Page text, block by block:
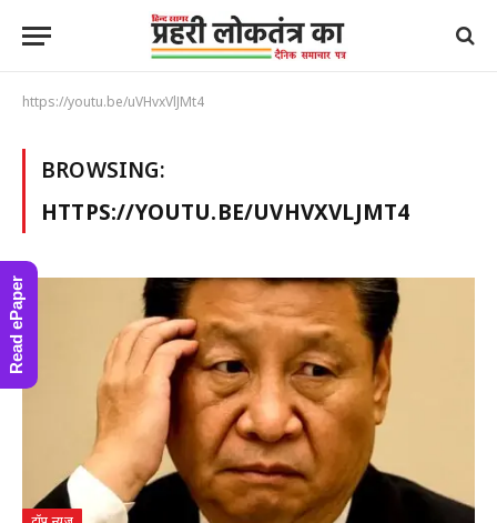
https://youtu.be/uVHvxVlJMt4
BROWSING:
HTTPS://YOUTU.BE/UVHVXVLJMT4
टॉप न्यूज
Read ePaper